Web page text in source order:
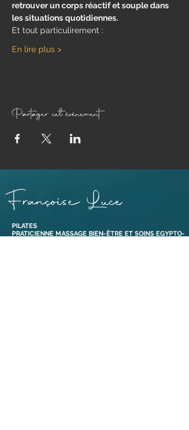
retrouver un corps réactif et souple dans
les situations quotidiennes.
Et tout particulirement :
En lire plus >
Partager cet événement
Françoise Luce
PILATES
PRATICIENNE MASSAGE BIEN-ÊTRE ET SOINS EGYPTO-